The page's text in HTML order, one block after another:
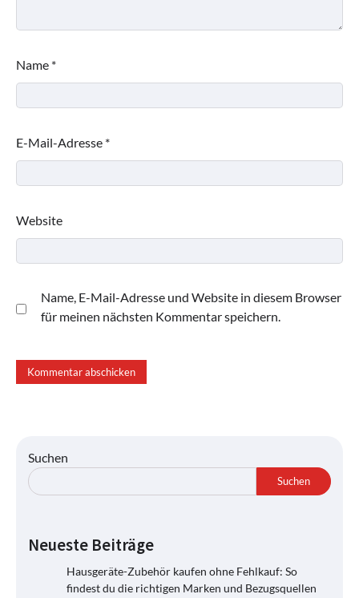
Name *
E-Mail-Adresse *
Website
Name, E-Mail-Adresse und Website in diesem Browser
für meinen nächsten Kommentar speichern.
Suchen
Suchen
Neueste Beiträge
Hausgeräte-Zubehör kaufen ohne Fehlkauf: So
findest du die richtigen Marken und Bezugsquellen